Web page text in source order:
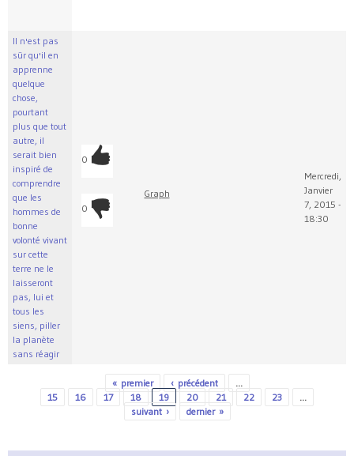
Il n'est pas
sûr qu'il en
apprenne
quelque
chose,
pourtant
plus que tout
autre, il
serait bien
inspiré de
comprendre
que les
hommes de
bonne
volonté vivant
sur cette
terre ne le
laisseront
pas, lui et
tous les
siens, piller
la planète
sans réagir
0
0
Graph
Mercredi,
Janvier
7, 2015 -
18:30
« premier ‹ précédent
…
15
16 17 18 19 20 21 22 23
…
suivant ›
dernier »